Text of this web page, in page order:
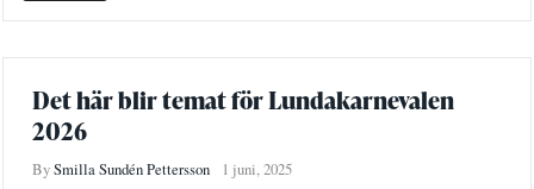
Det här blir temat för Lundakarnevalen
2026
BySmilla Sundén Pettersson 1 juni, 2025